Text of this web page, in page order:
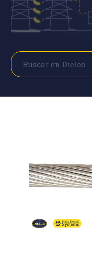
Buscar
Buscar